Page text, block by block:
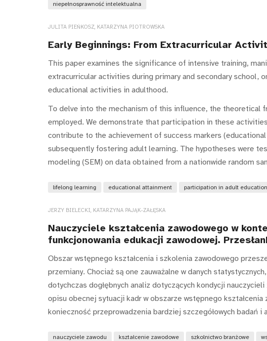
niepełnosprawność intelektualna
JULITA PIEŃKOSZ, KATARZYNA PIOTROWSKA
Early Beginnings: From Extracurricular
This paper examines the significance of intensive training,
extracurricular activities during primary and secondary school,
educational activities in adulthood.
To delve into the mechanism of this influence, the theoretical
employed. We demonstrate that participation in these
contribute to the achievement of success markers
subsequently fostering adult learning. The hypotheses were
modeling (SEM) on data obtained from a nationwide random
lifelong learning educational attainment participation in adult education
JERZY BIELECKI, KATARZYNA PAJĄK-ZAŁĘSKA
Nauczyciele kształcenia zawodowego w
funkcjonowania edukacji zawodowej.
Obszar wstępnego kształcenia i szkolenia zawodowego
przemiany. Chociaż są one zauważalne w danych
dotychczas dogłębnych analiz dotyczących kondycji
opisu obecnej sytuacji kadr w obszarze wstępnego kształcenia
konieczność przeprowadzenia bardziej szczegółowych badań i
nauczyciele zawodu kształcenie zawodowe szkolnictwo branżowe